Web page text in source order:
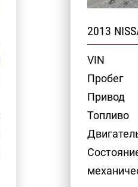
2013
VIN
Пробег
Привод
Топливо